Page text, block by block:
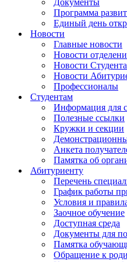
Документы
Программа
Единый день
Новости
Главные новости
Новости
Новости
Новости
Профессионалы
Студентам
Информация для
Полезные ссылки
Кружки и секции
Анкета
Памятка об
Абитуриенту
Перечень
График работы
Условия и
Заочное обучение
Доступная среда
Документы для
Памятка
Обращение к